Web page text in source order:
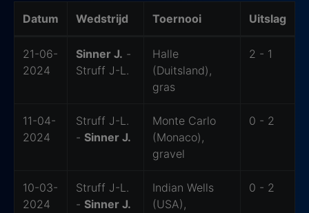
Datum Wedstrijd Toernooi Uitslag
21-06-
2024
Sinner J. -
Struff J-L.
Halle
(Duitsland),
gras
2 - 1
11-04-
2024
Struff J-L.
- Sinner J.
Monte Carlo
(Monaco),
gravel
0 - 2
10-03-
2024
Struff J-L.
- Sinner J.
Indian Wells
(USA),
0 - 2